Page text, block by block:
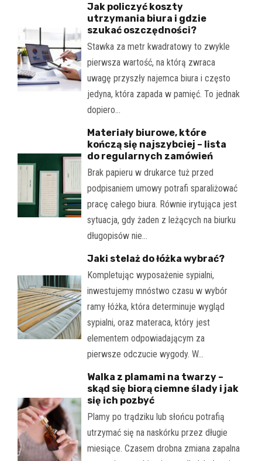
Jak policzyć koszty
utrzymania biura i gdzie
szukać oszczędności?
Stawka za metr kwadratowy to zwykle
pierwsza wartość, na którą zwraca
uwagę przyszły najemca biura i często
jedyna, która zapada w pamięć. To jednak
dopiero…
Materiały biurowe, które
kończą się najszybciej – lista
do regularnych zamówień
Brak papieru w drukarce tuż przed
podpisaniem umowy potrafi sparaliżować
pracę całego biura. Równie irytująca jest
sytuacja, gdy żaden z leżących na biurku
długopisów nie…
Jaki stelaż do łóżka wybrać?
Kompletując wyposażenie sypialni,
inwestujemy mnóstwo czasu w wybór
ramy łóżka, która determinuje wygląd
sypialni, oraz materaca, który jest
elementem odpowiadającym za
pierwsze odczucie wygody. W…
Walka z plamami na twarzy –
skąd się biorą ciemne ślady i jak
się ich pozbyć
Plamy po trądziku lub słońcu potrafią
utrzymać się na naskórku przez długie
miesiące. Czasem drobna zmiana zapalna